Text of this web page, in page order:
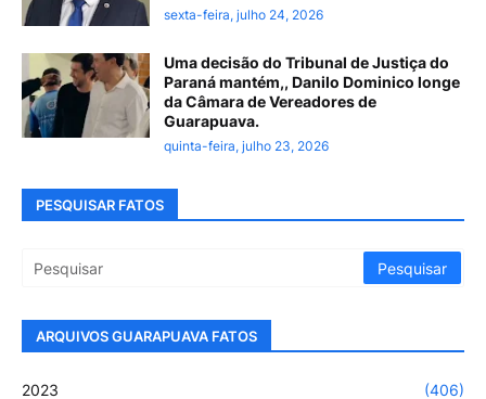
sexta-feira, julho 24, 2026
Uma decisão do Tribunal de Justiça do
Paraná mantém,, Danilo Dominico longe
da Câmara de Vereadores de
Guarapuava.
quinta-feira, julho 23, 2026
PESQUISAR FATOS
ARQUIVOS GUARAPUAVA FATOS
2023 (406)